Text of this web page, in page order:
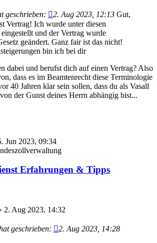
geschrieben: 2. Aug 2023, 12:13 Gut,
Vertrag! Ich wurde unter diesen
und der Vertrag wurde
geändert. Ganz fair ist das nicht!
bin ich bei dir
dabei und berufst dich auf einen Vertrag? Also
dass es im Beamtenrecht diese Terminologie
40 Jahren klar sein sollen, dass du als Vasall
der Gunst deines Herrn abhängig bist...
Jun 2023, 09:34
Erfahrungen & Tipps
2. Aug 2023, 14:32
geschrieben: 2. Aug 2023, 14:28